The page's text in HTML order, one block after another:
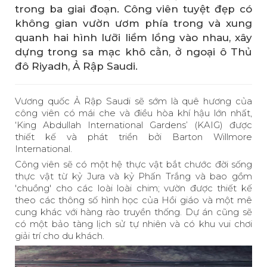
trong ba giai đoạn. Công viên tuyệt đẹp có
không gian vườn ươm phía trong và xung
quanh hai hình lưỡi liềm lồng vào nhau, xây
dựng trong sa mạc khô cằn, ở ngoại ô Thủ
đô Riyadh, Ả Rập Saudi.
Vương quốc Ả Rập Saudi sẽ sớm là quê hương của
công viên có mái che và điều hòa khí hậu lớn nhất,
‘King Abdullah International Gardens’ (KAIG) được
thiết kế và phát triển bởi Barton Willmore
International.
Công viên sẽ có một hệ thực vật bắt chước đời sống
thực vật từ kỷ Jura và kỷ Phấn Trắng và bao gồm
'chuồng' cho các loài loài chim; vườn được thiết kế
theo các thông số hình học của Hồi giáo và một mê
cung khác với hàng rào truyền thống. Dự án cũng sẽ
có một bảo tàng lịch sử tự nhiên và có khu vui chơi
giải trí cho du khách.